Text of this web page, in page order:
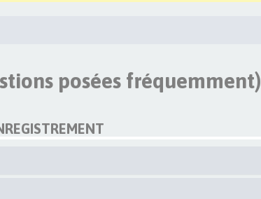
posées fréquemment)